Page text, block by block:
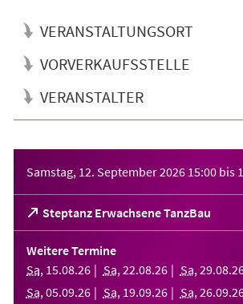
VERANSTALTUNGSORT
VORVERKAUFSSTELLE
VERANSTALTER
Samstag, 12. September 2026 15:00 bis
Steptanz Erwachsene TanzBau
(Öffnet
in
einem
neuen
Tab)
Weitere Termine
Sa, 15.08.26 Sa, 22.08.26 Sa, 29.08.
Sa, 05.09.26 Sa, 19.09.26 Sa, 26.09.